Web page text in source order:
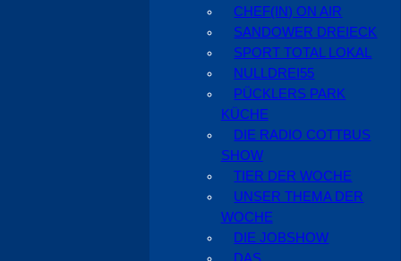
CHEF(IN) ON AIR
SANDOWER DREIECK
SPORT TOTAL LOKAL
NULLDREI55
PÜCKLERS PARK
KÜCHE
DIE RADIO COTTBUS
SHOW
TIER DER WOCHE
UNSER THEMA DER
WOCHE
DIE JOBSHOW